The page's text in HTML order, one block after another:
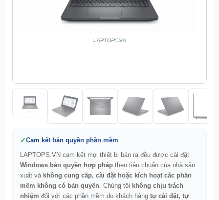
Cam kết bản quyền phần mềm
LAPTOPS.VN cam kết mọi thiết bị bán ra đều được cài đặt
Windows bản quyền hợp pháptheo tiêu chuẩn của nhà sản
xuất và không cung cấp, cài đặt hoặc kích hoạt các phần
mềm không có bản quyền . Chúng tôi không chịu trách
nhiệm đối với các phần mềm do khách hàng tự cài đặt, tự